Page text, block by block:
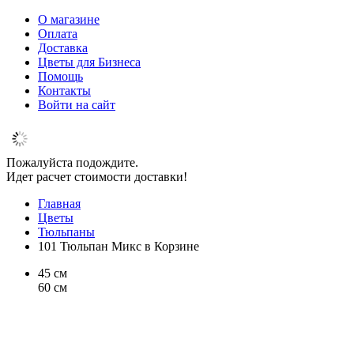
О магазине
Оплата
Доставка
Цветы для Бизнеса
Помощь
Контакты
Войти на сайт
Пожалуйста подождите.
Идет расчет стоимости доставки!
Главная
Цветы
Тюльпаны
101 Тюльпан Микс в Корзине
45 см
60 см